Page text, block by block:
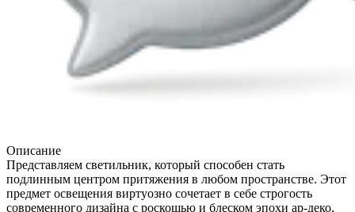
Описание
Представляем светильник, который способен стать
подлинным центром притяжения в любом пространстве. Этот
предмет освещения виртуозно сочетает в себе строгость
современного дизайна с роскошью и блеском эпохи ар-деко,